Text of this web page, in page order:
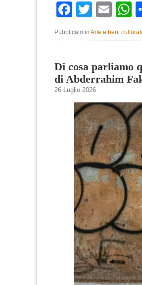
Facebook
Twitter
Pubblicato in Arte e beni culturali
Di cosa parliamo
di Abderrahim
26 Luglio 2026